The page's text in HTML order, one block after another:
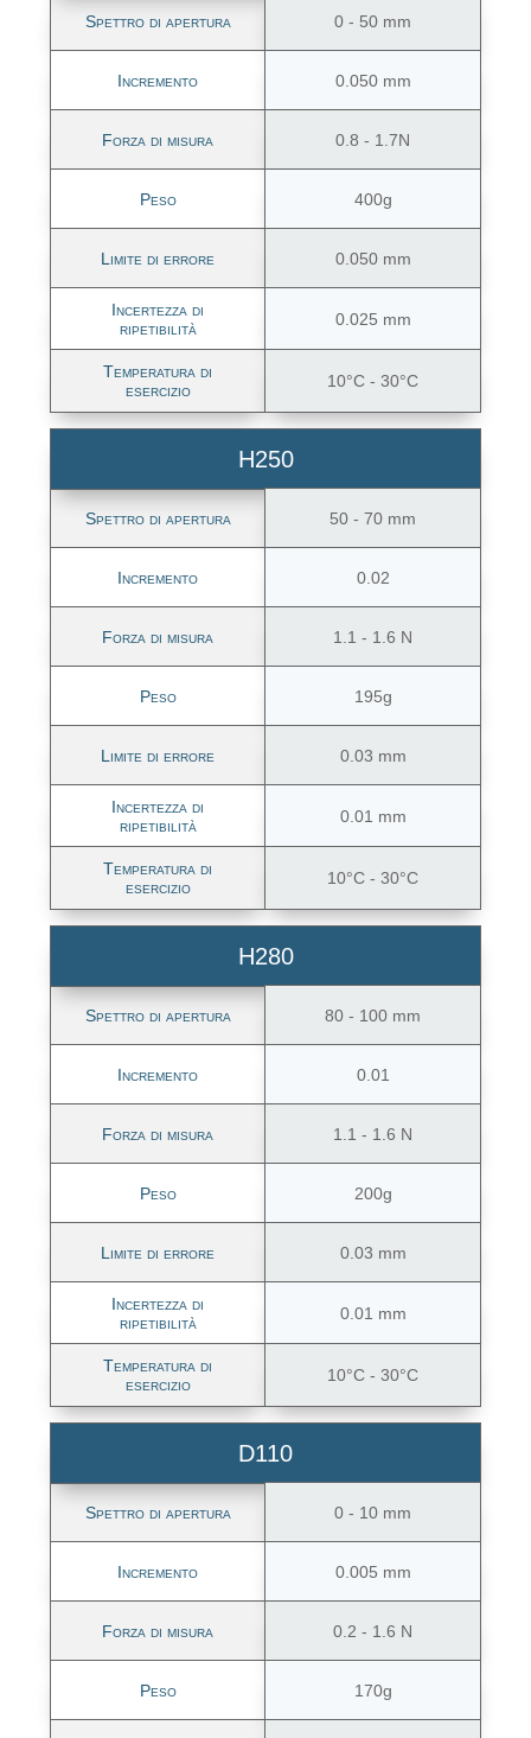
Spettro di apertura
Incremento
Forza di misura
Peso
Limite di errore
Incertezza di
ripetibilità
Temperatura di
esercizio
0 - 50 mm
0.050 mm
0.8 - 1.7N
400g
0.050 mm
0.025 mm
10°C - 30°C
Spettro di apertura
Incremento
Forza di misura
Peso
Limite di errore
Incertezza di
ripetibilità
Temperatura di
esercizio
H250
50 - 70 mm
0.02
1.1 - 1.6 N
195g
0.03 mm
0.01 mm
10°C - 30°C
Spettro di apertura
Incremento
Forza di misura
Peso
Limite di errore
Incertezza di
ripetibilità
Temperatura di
esercizio
H280
80 - 100 mm
0.01
1.1 - 1.6 N
200g
0.03 mm
0.01 mm
10°C - 30°C
Spettro di apertura
Incremento
Forza di misura
Peso
D110
0 - 10 mm
0.005 mm
0.2 - 1.6 N
170g